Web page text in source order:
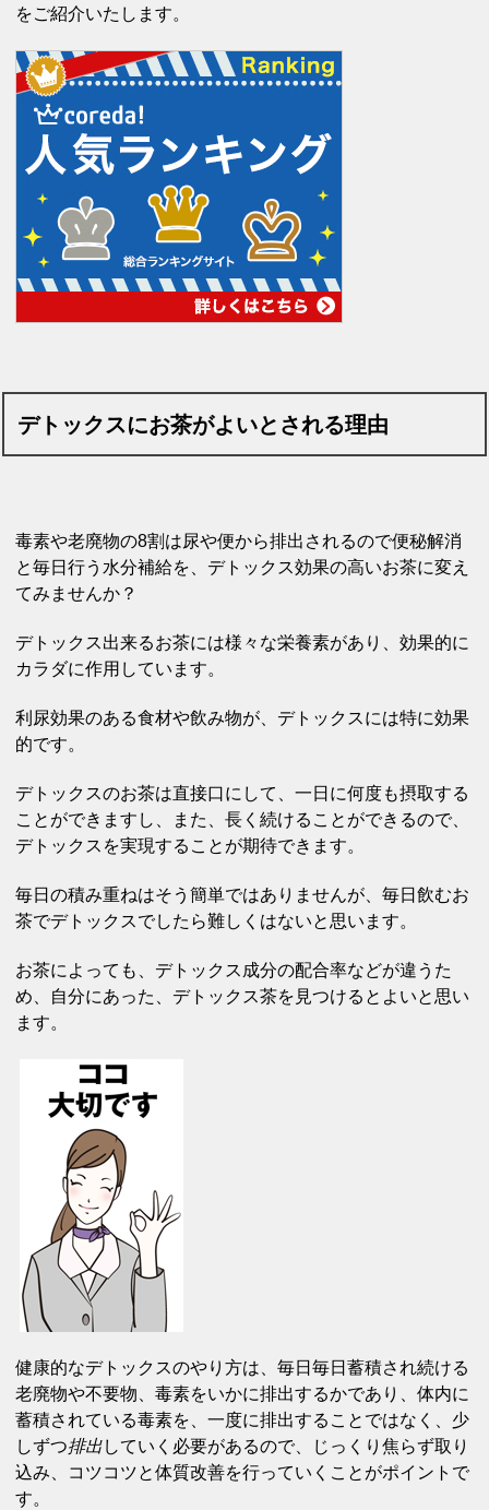
をご紹介いたします。
デトックスにお茶がよいとされる理由
毒素や老廃物の8割は尿や便から排出されるので便秘解消
と毎日行う水分補給を、デトックス効果の高いお茶に変え
てみませんか？
デトックス出来るお茶には様々な栄養素があり、効果的に
カラダに作用しています。
利尿効果のある食材や飲み物が、デトックスには特に効果
的です。
デトックスのお茶は直接口にして、一日に何度も摂取する
ことができますし、また、長く続けることができるので、
デトックスを実現することが期待できます。
毎日の積み重ねはそう簡単ではありませんが、毎日飲むお
茶でデトックスでしたら難しくはないと思います。
お茶によっても、デトックス成分の配合率などが違うた
め、自分にあった、デトックス茶を見つけるとよいと思い
ます。
健康的なデトックスのやり方は、毎日毎日蓄積され続ける
老廃物や不要物、毒素をいかに排出するかであり、体内に
蓄積されている毒素を、一度に排出することではなく、少
しずつ排出していく必要があるので、じっくり焦らず取り
込み、コツコツと体質改善を行っていくことがポイントで
す。